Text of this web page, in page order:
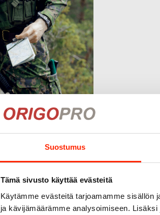
Suostumus
Tämä sivusto käyttää evästeitä
Käytämme evästeitä tarjoamamme sisällön
ja kävijämäärämme analysoimiseen.